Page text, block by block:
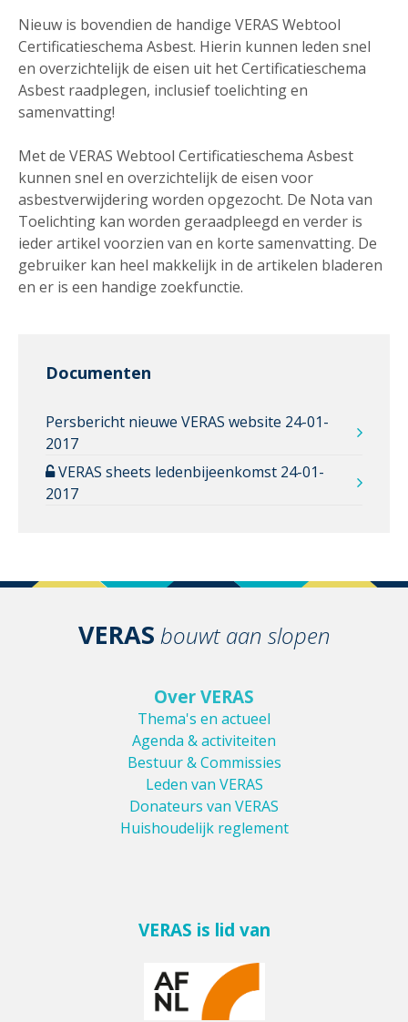
Nieuw is bovendien de handige VERAS Webtool
Certificatieschema Asbest. Hierin kunnen leden snel
en overzichtelijk de eisen uit het Certificatieschema
Asbest raadplegen, inclusief toelichting en
samenvatting!
Met de VERAS Webtool Certificatieschema Asbest
kunnen snel en overzichtelijk de eisen voor
asbestverwijdering worden opgezocht. De Nota van
Toelichting kan worden geraadpleegd en verder is
ieder artikel voorzien van en korte samenvatting. De
gebruiker kan heel makkelijk in de artikelen bladeren
en er is een handige zoekfunctie.
Documenten
Persbericht nieuwe VERAS website 24-01-
2017
VERAS sheets ledenbijeenkomst 24-01-
2017
VERAS bouwt aan slopen
Over VERAS
Thema's en actueel
Agenda & activiteiten
Bestuur & Commissies
Leden van VERAS
Donateurs van VERAS
Huishoudelijk reglement
VERAS is lid van